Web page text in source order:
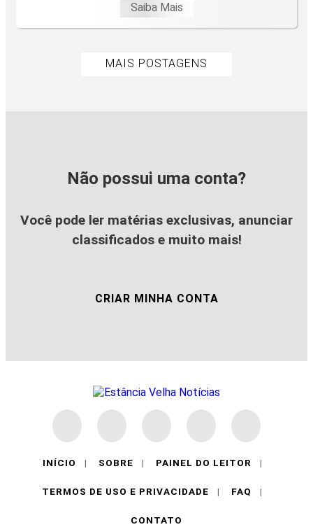
Saiba Mais
MAIS POSTAGENS
Não possui uma conta?
Você pode ler matérias exclusivas, anunciar
classificados e muito mais!
CRIAR MINHA CONTA
INÍCIO | SOBRE | PAINEL DO LEITOR |
TERMOS DE USO E PRIVACIDADE | FAQ |
CONTATO